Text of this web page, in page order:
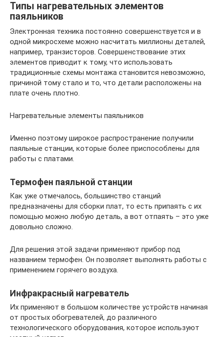
Типы нагревательных элементов
паяльников
Электронная техника постоянно совершенствуется и в
одной микросхеме можно насчитать миллионы деталей,
например, транзисторов. Совершенствование этих
элементов приводит к тому, что использовать
традиционные схемы монтажа становится невозможно,
причиной тому стало и то, что детали расположены на
плате очень плотно.
Нагревательные элементы паяльников
Именно поэтому широкое распространение получили
паяльные станции, которые более приспособлены для
работы с платами.
Термофен паяльной станции
Как уже отмечалось, большинство станций
предназначены для сборки плат, то есть припаять с их
помощью можно любую деталь, а вот отпаять – это уже
довольно сложно.
Для решения этой задачи применяют прибор под
названием термофен. Он позволяет выполнять работы с
применением горячего воздуха.
Инфракрасный нагреватель
Их применяют в большом количестве устройств начиная
от простых обогревателей, до различного
технологического оборудования, которое используют